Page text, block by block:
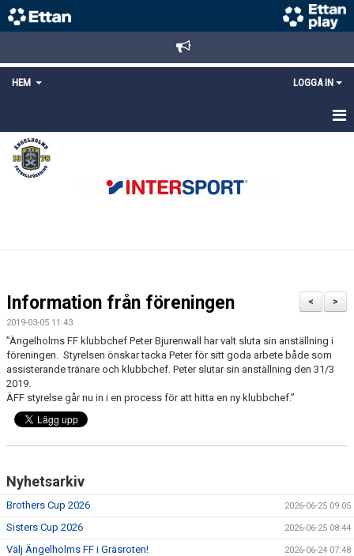
HEM LOGGA IN
STARTSIDA
NYHETER
LÄNKAR
MEDLEMS OCH TRÄNINGSAVGIFTER
>
<
Information från föreningen
2019-03-05 11:43
”Ängelholms FF klubbchef Peter Bjurenwall har valt sluta sin anställning i
föreningen. Styrelsen önskar tacka Peter för sitt goda arbete både som
assisterande tränare och klubbchef. Peter slutar sin anställning den 31/3
2019.
ÄFF styrelse går nu in i en process för att hitta en ny klubbchef.”
Nyhetsarkiv
Brothers Cup 2026 2026-06-25 09:05
Sisters Cup 2026 2026-06-25 08:44
Välj Ängelholms FF i Gräsroten! 2026-06-24 07:48